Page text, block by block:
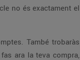
no és exactament el
També trobaràs
ara la teva compra,